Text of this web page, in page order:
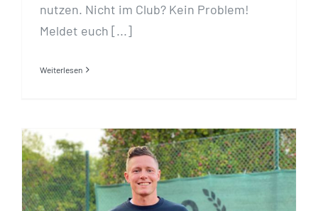
nutzen. Nicht im Club? Kein Problem!
Meldet euch [...]
Weiterlesen